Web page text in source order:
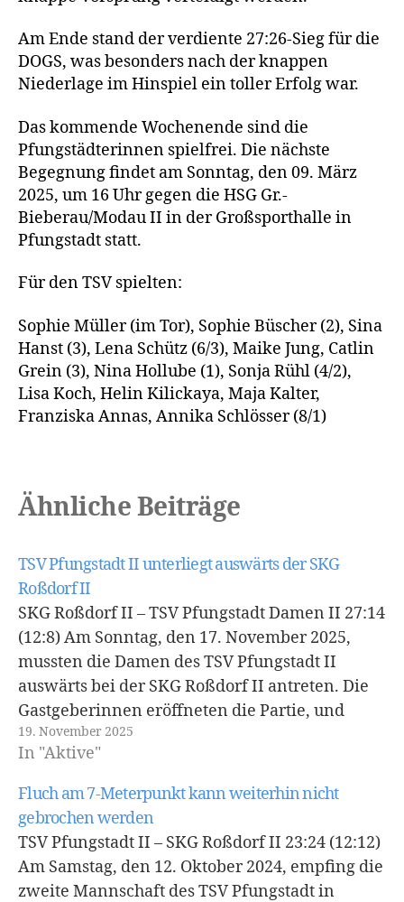
Am Ende stand der verdiente 27:26-Sieg für die
DOGS, was besonders nach der knappen
Niederlage im Hinspiel ein toller Erfolg war.
Das kommende Wochenende sind die
Pfungstädterinnen spielfrei. Die nächste
Begegnung findet am Sonntag, den 09. März
2025, um 16 Uhr gegen die HSG Gr.-
Bieberau/Modau II in der Großsporthalle in
Pfungstadt statt.
Für den TSV spielten:
Sophie Müller (im Tor), Sophie Büscher (2), Sina
Hanst (3), Lena Schütz (6/3), Maike Jung, Catlin
Grein (3), Nina Hollube (1), Sonja Rühl (4/2),
Lisa Koch, Helin Kilickaya, Maja Kalter,
Franziska Annas, Annika Schlösser (8/1)
Ähnliche Beiträge
TSV Pfungstadt II unterliegt auswärts der SKG
Roßdorf II
SKG Roßdorf II – TSV Pfungstadt Damen II 27:14
(12:8) Am Sonntag, den 17. November 2025,
mussten die Damen des TSV Pfungstadt II
auswärts bei der SKG Roßdorf II antreten. Die
Gastgeberinnen eröffneten die Partie, und
zunächst blieb das Spiel ausgeglichen. Beide
Teams starteten auf Augenhöhe, ehe sich
Roßdorf ab…
19. November 2025
In "Aktive"
Fluch am 7-Meterpunkt kann weiterhin nicht
gebrochen werden
TSV Pfungstadt II – SKG Roßdorf II​ 23:24 (12:12)
Am Samstag, den 12. Oktober 2024, empfing die
zweite Mannschaft des TSV Pfungstadt in